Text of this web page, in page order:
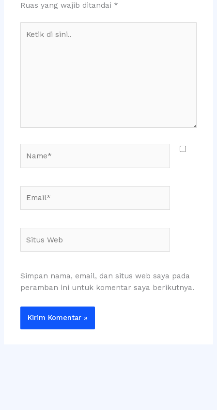
Ruas yang wajib ditandai *
Web
Simpan nama, email, dan situs web saya pada
peramban ini untuk komentar saya berikutnya.